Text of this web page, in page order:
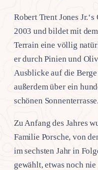
Robert Trent Jones
2003 und bildet mit
Terrain eine völlig
er durch Pinien und
Ausblicke auf die
außerdem über ein
schönen Sonnenterrasse.
Zu Anfang des Jahres
Familie Porsche, von
im sechsten Jahr in
gewählt, etwas noch